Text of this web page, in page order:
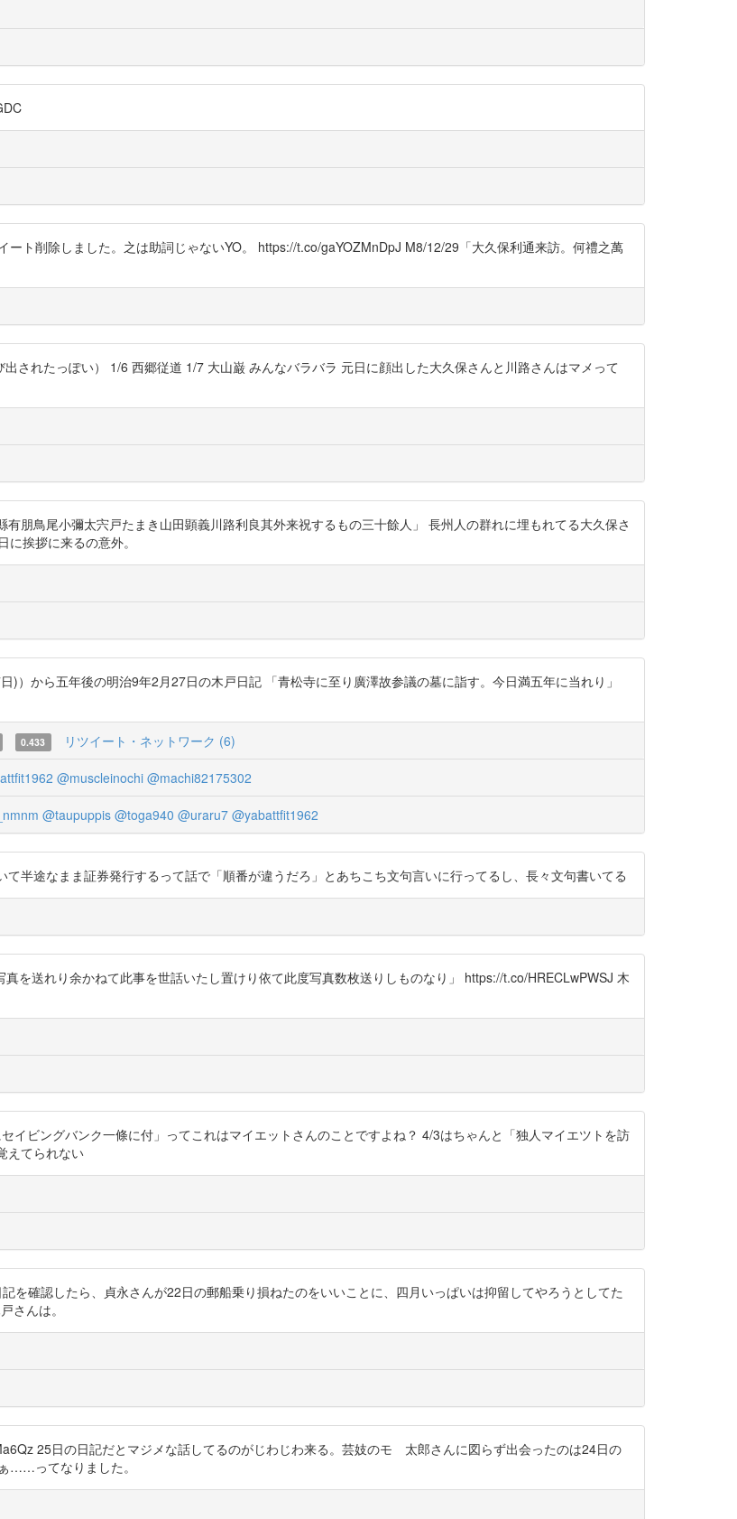
ト削除しました。之は助詞じゃないYO。 https://t.co/gaYOZMnDpJ M8/12/29「大久保利通来訪。何禮之萬
されたっぽい） 1/6 西郷従道 1/7 大山巌 みんなバラバラ 元日に顔出した大久保さんと川路さんはマメって
朋鳥尾小彌太宍戸たまき山田顕義川路利良其外来祝するもの三十餘人」 長州人の群れに埋もれてる大久保さ
挨拶に来るの意外。
）から五年後の明治9年2月27日の木戸日記 「青松寺に至り廣澤故参議の墓に詣す。今日満五年に当れり」
0.433 リツイート・ネットワーク (6)
@muscleinochi @machi82175302
@taupuppis @toga940 @uraru7 @yabattfit1962
半途なまま証券発行するって話で「順番が違うだろ」とあちこち文句言いに行ってるし、長々文句書いてる
を送れり余かねて此事を世話いたし置けり依て此度写真数枚送りしものなり」 https://t.co/HRECLwPWSJ 木
グバンク一條に付」ってこれはマイエットさんのことですよね？ 4/3はちゃんと「独人マイエツトを訪
えてられない
を確認したら、貞永さんが22日の郵船乗り損ねたのをいいことに、四月いっぱいは抑留してやろうとしてた
さんは。
25日の日記だとマジメな話してるのがじわじわ来る。芸妓のモゝ太郎さんに図らず出会ったのは24日の
……ってなりました。